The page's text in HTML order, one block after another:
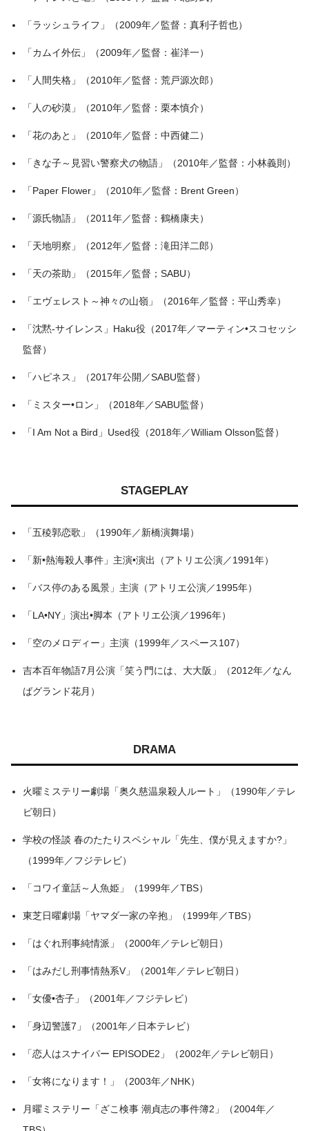
「ラッシュライフ」（2009年／監督：真利子哲也）
「カムイ外伝」（2009年／監督：崔洋一）
「人間失格」（2010年／監督：荒戸源次郎）
「人の砂漠」（2010年／監督：栗本慎介）
「花のあと」（2010年／監督：中西健二）
「きな子～見習い警察犬の物語」（2010年／監督：小林義則）
「Paper Flower」（2010年／監督：Brent Green）
「源氏物語」（2011年／監督：鶴橋康夫）
「天地明察」（2012年／監督：滝田洋二郎）
「天の茶助」（2015年／監督；SABU）
「エヴェレスト～神々の山嶺」（2016年／監督：平山秀幸）
「沈黙‐サイレンス」Haku役（2017年／マーティン•スコセッシ
監督）
「ハピネス」（2017年公開／SABU監督）
「ミスター•ロン」（2018年／SABU監督）
「I Am Not a Bird」Used役（2018年／William Olsson監督）
STAGEPLAY
「五稜郭恋歌」（1990年／新橋演舞場）
「新•熱海殺人事件」主演•演出（アトリエ公演／1991年）
「バス停のある風景」主演（アトリエ公演／1995年）
「LA•NY」演出•脚本（アトリエ公演／1996年）
「空のメロディー」主演（1999年／スペース107）
吉本百年物語7月公演「笑う門には、大大阪」（2012年／なん
ばグランド花月）
DRAMA
火曜ミステリー劇場「奥久慈温泉殺人ルート」（1990年／テレ
ビ朝日）
学校の怪談 春のたたりスペシャル「先生、僕が見えますか?」
（1999年／フジテレビ）
「コワイ童話～人魚姫」（1999年／TBS）
東芝日曜劇場「ヤマダ一家の辛抱」（1999年／TBS）
「はぐれ刑事純情派」（2000年／テレビ朝日）
「はみだし刑事情熱系V」（2001年／テレビ朝日）
「女優•杏子」（2001年／フジテレビ）
「身辺警護7」（2001年／日本テレビ）
「恋人はスナイパー EPISODE2」（2002年／テレビ朝日）
「女将になります！」（2003年／NHK）
月曜ミステリー「ざこ検事 潮貞志の事件簿2」（2004年／